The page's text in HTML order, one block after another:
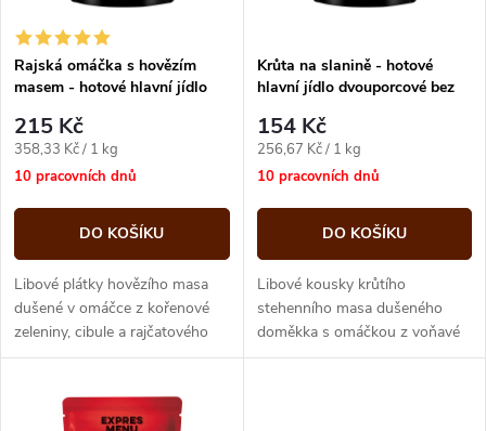
í
p
r
o
d
u
k
s
p
r
o
d
u
Rajská omáčka s hovězím
masem - hotové hlavní jídlo
Expres m
215 Kč
Měrná
cena:
358,33 Kč / 1 kg
10 pracovních dnů
DO KOŠÍKU
Libové plátky hovězího masa
dušené v omáčce z kořenové
zeleniny, cibule a rajčatového
protlaku. Omáčka je dochucena
Krůta na slanině - hotové
hlavní jídlo dvouporcové bez
154 Kč
Měrná
cena:
256,67 Kč / 1 kg
10 pracovních dnů
DO KOŠÍKU
Libové kousky krůtího
stehenního masa dušeného
doměkka s omáčkou z voňavé
uzené slaniny, cibule a pepře.